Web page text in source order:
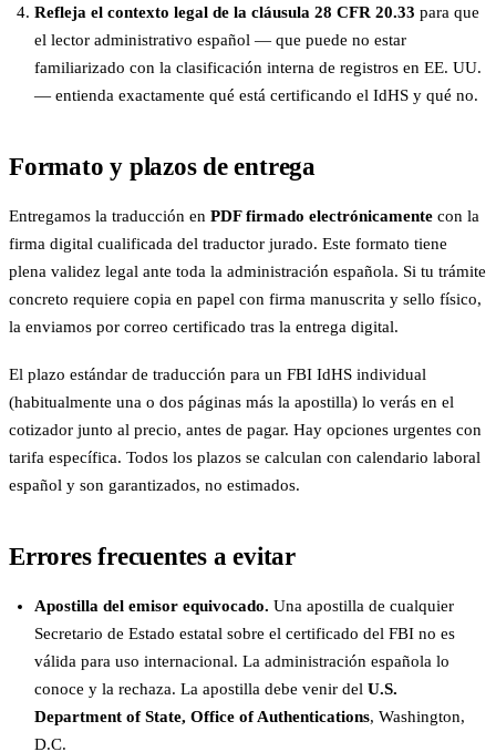
Refleja el contexto legal de la cláusula 28 CFR 20.33 para que
el lector administrativo español — que puede no estar
familiarizado con la clasificación interna de registros en EE. UU.
— entienda exactamente qué está certificando el IdHS y qué no.
Formato y plazos de entrega
Entregamos la traducción en PDF firmado electrónicamente con la
firma digital cualificada del traductor jurado. Este formato tiene
plena validez legal ante toda la administración española. Si tu trámite
concreto requiere copia en papel con firma manuscrita y sello físico,
la enviamos por correo certificado tras la entrega digital.
El plazo estándar de traducción para un FBI IdHS individual
(habitualmente una o dos páginas más la apostilla) lo verás en el
cotizador junto al precio, antes de pagar. Hay opciones urgentes con
tarifa específica. Todos los plazos se calculan con calendario laboral
español y son garantizados, no estimados.
Errores frecuentes a evitar
Apostilla del emisor equivocado. Una apostilla de cualquier
Secretario de Estado estatal sobre el certificado del FBI no es
válida para uso internacional. La administración española lo
conoce y la rechaza. La apostilla debe venir del U.S.
Department of State, Office of Authentications, Washington,
D.C.